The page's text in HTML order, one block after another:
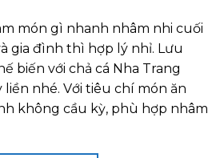
món gì nhanh nhâm nhi cuối
gia đình thì hợp lý nhỉ. Lưu
biến với chả cá Nha Trang
liền nhé. Với tiêu chí món ăn
không cầu kỳ, phù hợp nhâm